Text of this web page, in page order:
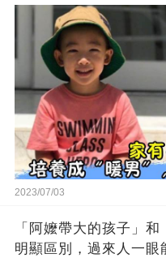
2023/07/03
「阿嬤帶大的孩子」
明顯區別，過來人一眼